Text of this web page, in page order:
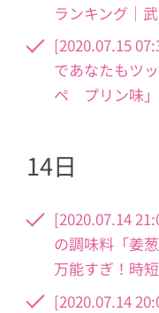
ランキング｜
[2020.07.15
であなたもツ
ペ プリン味」
14日
[2020.07.14
の調味料「姜
万能すぎ！時
[2020.07.14